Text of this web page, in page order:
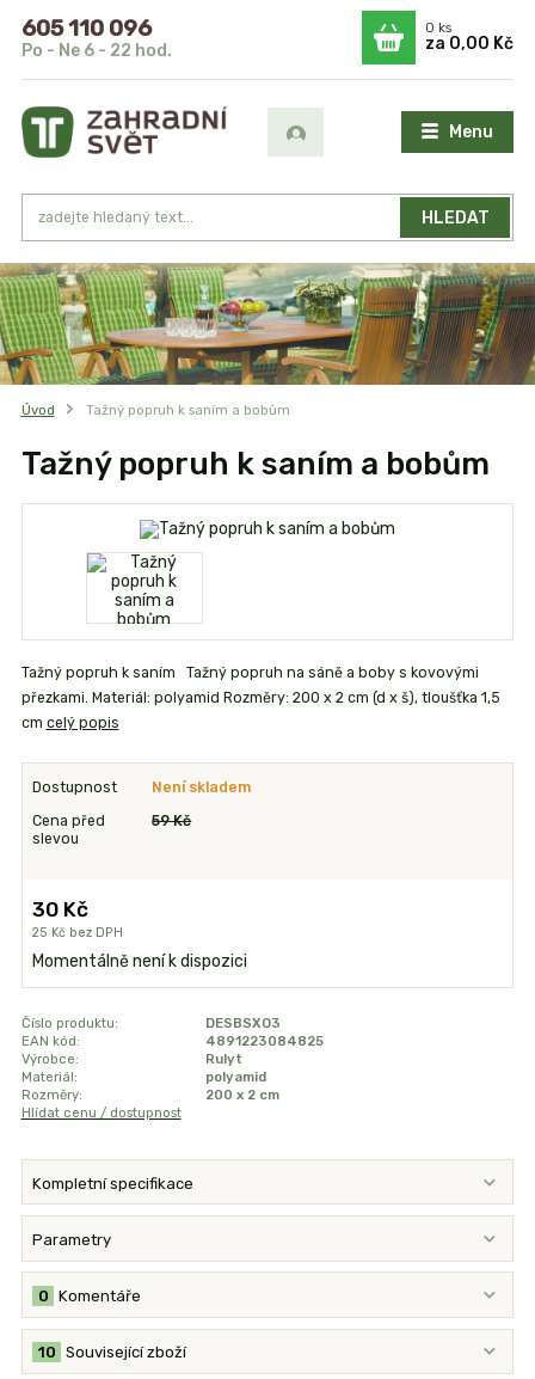
Menu
HLEDAT
605 110 096
Po - Ne 6 - 22 hod.
0ks
za 0,00 Kč
Úvod Tažný popruh k saním a bobům
Tažný popruh k saním a bobům
Tažný popruh k saním Tažný popruh na sáně a boby s kovovými
přezkami. Materiál: polyamid Rozměry: 200 x 2 cm (d x š), tloušťka 1,5
cm celý popis
Dostupnost Není skladem
Cena před
slevou
59 Kč
30 Kč
25 Kč bez DPH
Momentálně není k dispozici
Číslo produktu:
DESBSXO3
EAN kód:
4891223084825
Výrobce:
Rulyt
Materiál:
polyamid
Rozměry:
200 x 2 cm
Hlídat cenu / dostupnost
Kompletní specifikace
Parametry
Komentáře
0
Související zboží
10